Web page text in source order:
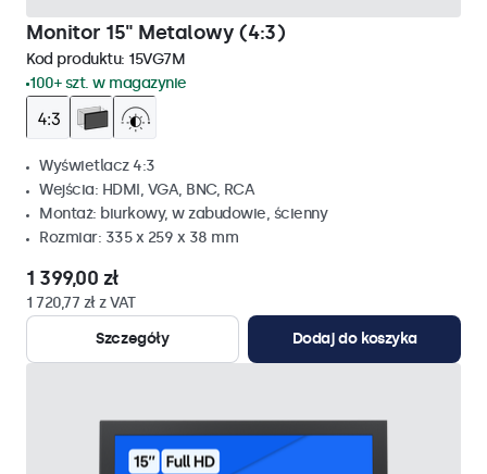
Monitor 15" Metalowy (4:3)
Kod produktu: 15VG7M
100+ szt. w magazynie
Wyświetlacz 4:3
Wejścia: HDMI, VGA, BNC, RCA
Montaż: biurkowy, w zabudowie, ścienny
Rozmiar: 335 x 259 x 38 mm
1 399,00 zł
1 720,77 zł z VAT
Szczegóły
Dodaj do koszyka